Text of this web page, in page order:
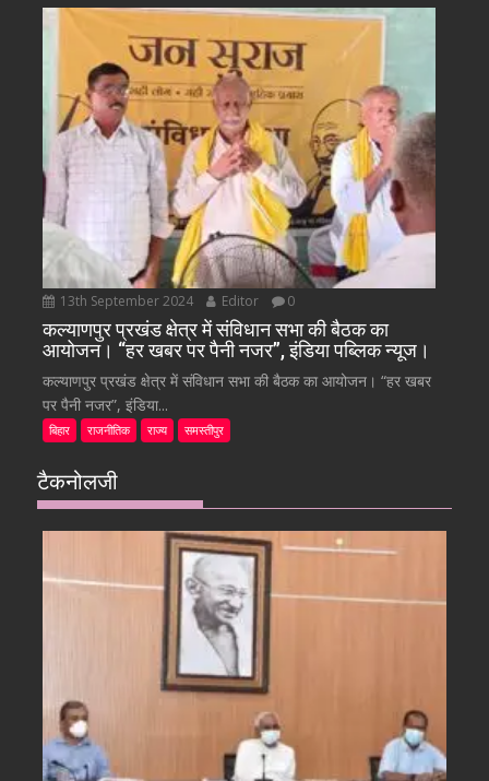
13th September 2024 Editor 0
कल्याणपुर प्रखंड क्षेत्र में संविधान सभा की बैठक का
आयोजन। “हर खबर पर पैनी नजर”, इंडिया पब्लिक न्यूज।
कल्याणपुर प्रखंड क्षेत्र में संविधान सभा की बैठक का आयोजन। “हर खबर
पर पैनी नजर”, इंडिया...
बिहार राजनीतिक राज्य समस्तीपुर
टैकनोलजी